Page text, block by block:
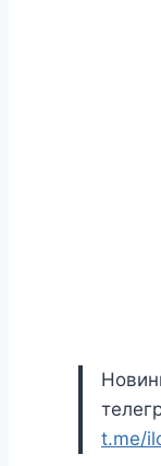
t.me/